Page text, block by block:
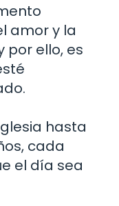
amor y la
por ello, es
hasta
cada
el día sea